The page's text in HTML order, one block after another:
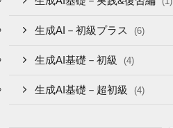
生成AI－初級プラス (6)
生成AI基礎－初級 (4)
生成AI基礎－超初級 (4)